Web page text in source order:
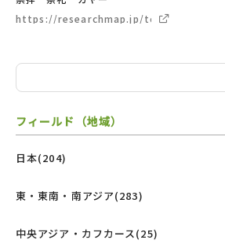
https://researchmap.jp/tomokamushiga
フィールド（地域）
日本(204)
東・東南・南アジア(283)
中央アジア・カフカース(25)